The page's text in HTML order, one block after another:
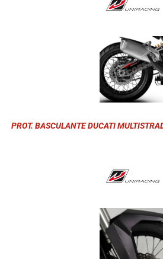
PROT. BASCULANTE DUCATI